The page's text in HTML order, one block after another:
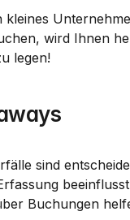
kleines
wird Ihnen
legen!
sind
Buchungen